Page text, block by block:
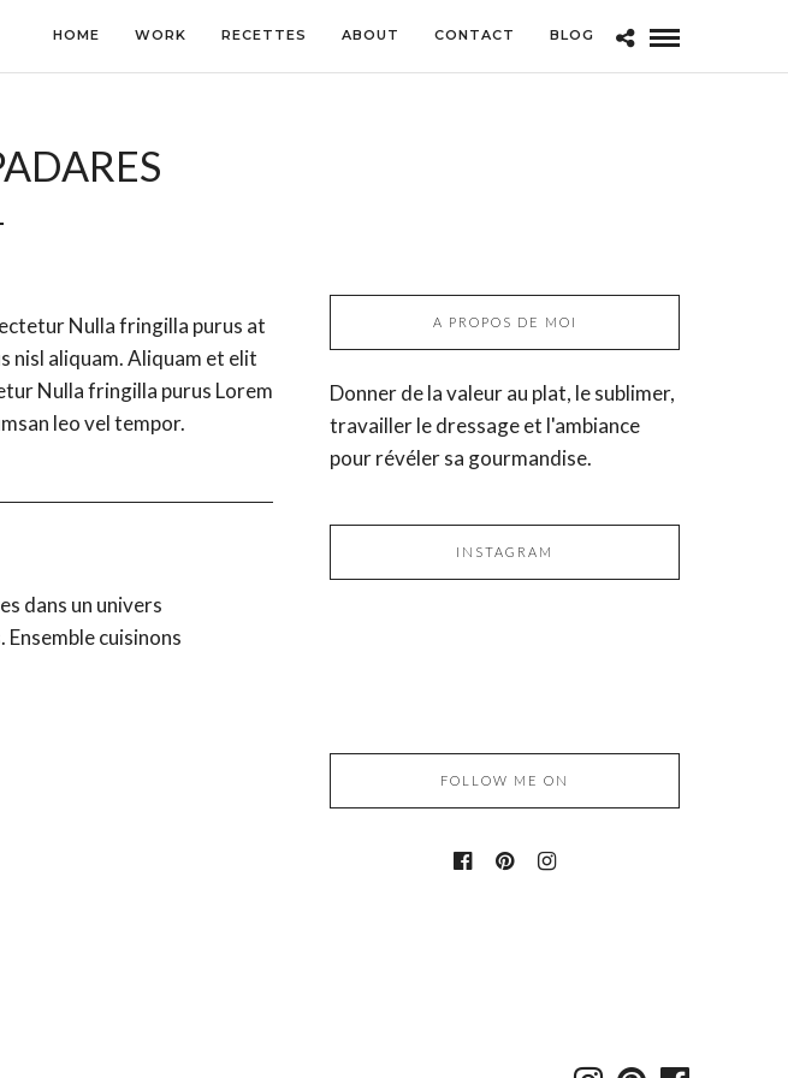
HOME WORK RECETTES ABOUT CONTACT BLOG
Nulla fringilla purus at
nisl aliquam. Aliquam et elit
Nulla fringilla purus Lorem
leo vel tempor.
dans un univers
cuisinons
A PROPOS DE MOI
Donner de la valeur au plat, le sublimer,
travailler le dressage et l'ambiance
pour révéler sa gourmandise.
INSTAGRAM
FOLLOW ME ON